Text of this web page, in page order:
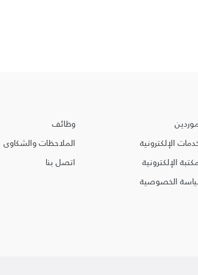
الإلكترونية
الإلكترونية
الخصوصية
وظائف
الملاحظات والشكاوى
اتصل بنا